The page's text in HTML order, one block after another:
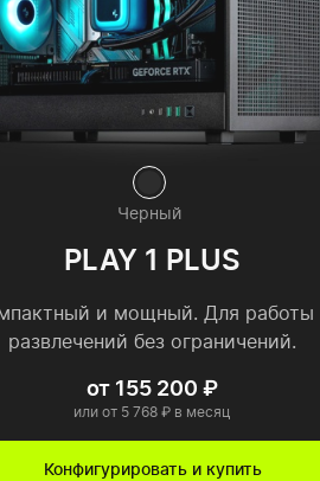
Черный
PLAY 1 PLUS
и мощный. Для работы
развлечений без ограничений.
от 155 200 ₽
или от 5 768 ₽ в месяц
Конфигурировать и купить